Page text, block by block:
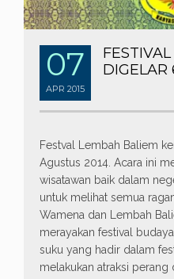
07
APR 2015
DIGELAR
Festval Lembah Baliem
Agustus 2014. Acara ini
wisatawan baik dalam
untuk melihat semua
Wamena dan Lembah
merayakan festival
suku yang hadir dalam
melakukan atraksi perang